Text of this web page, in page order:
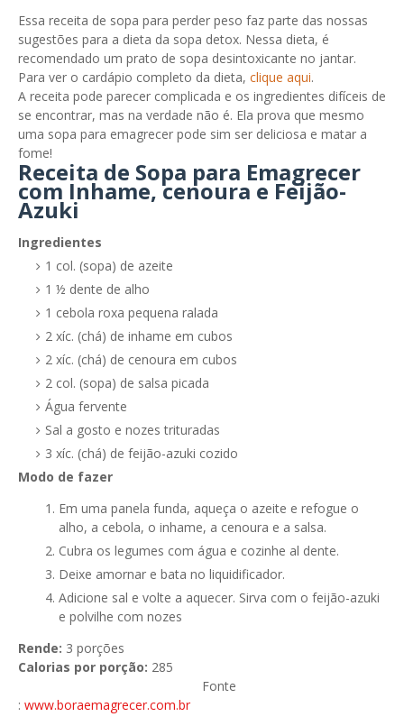
Essa receita de sopa para perder peso faz parte das nossas
sugestões para a dieta da sopa detox. Nessa dieta, é
recomendado um prato de sopa desintoxicante no jantar.
Para ver o cardápio completo da dieta, clique aqui.
A receita pode parecer complicada e os ingredientes difíceis de
se encontrar, mas na verdade não é. Ela prova que mesmo
uma sopa para emagrecer pode sim ser deliciosa e matar a
fome!
Receita de Sopa para Emagrecer
com Inhame, cenoura e Feijão-
Azuki
Ingredientes
1 col. (sopa) de azeite
1 ½ dente de alho
1 cebola roxa pequena ralada
2 xíc. (chá) de inhame em cubos
2 xíc. (chá) de cenoura em cubos
2 col. (sopa) de salsa picada
Água fervente
Sal a gosto e nozes trituradas
3 xíc. (chá) de feijão-azuki cozido
Modo de fazer
Em uma panela funda, aqueça o azeite e refogue o
alho, a cebola, o inhame, a cenoura e a salsa.
Cubra os legumes com água e cozinhe al dente.
Deixe amornar e bata no liquidificador.
Adicione sal e volte a aquecer. Sirva com o feijão-azuki
e polvilhe com nozes
Rende: 3 porções
Calorias por porção: 285
Fonte
: www.boraemagrecer.com.br